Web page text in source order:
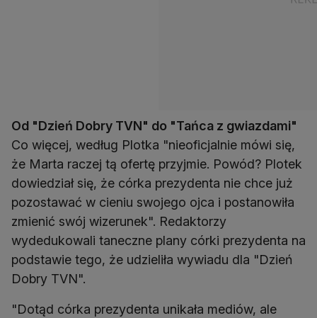
Od "Dzień Dobry TVN" do "Tańca z gwiazdami"
Co więcej, według Plotka "nieoficjalnie mówi się,
że Marta raczej tą ofertę przyjmie. Powód? Plotek
dowiedział się, że córka prezydenta nie chce już
pozostawać w cieniu swojego ojca i postanowiła
zmienić swój wizerunek". Redaktorzy
wydedukowali taneczne plany córki prezydenta na
podstawie tego, że udzieliła wywiadu dla "Dzień
Dobry TVN".
"Dotąd córka prezydenta unikała mediów, ale